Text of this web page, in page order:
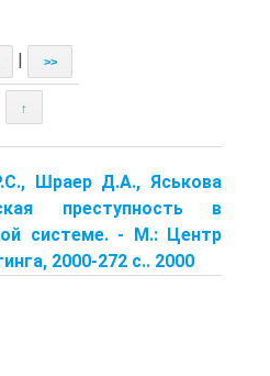
>>
↑
Шраер Д.А., Яськова
преступность в
системе. - М.: Центр
2000-272 с.. 2000